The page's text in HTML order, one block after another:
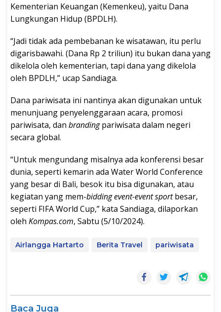
Kementerian Keuangan (Kemenkeu), yaitu Dana
Lungkungan Hidup (BPDLH).
“Jadi tidak ada pembebanan ke wisatawan, itu perlu
digarisbawahi. (Dana Rp 2 triliun) itu bukan dana yang
dikelola oleh kementerian, tapi dana yang dikelola
oleh BPDLH,” ucap Sandiaga.
Dana pariwisata ini nantinya akan digunakan untuk
menunjuang penyelenggaraan acara, promosi
pariwisata, dan brandingpariwisata dalam negeri
secara global.
“Untuk mengundang misalnya ada konferensi besar
dunia, seperti kemarin ada Water World Conference
yang besar di Bali, besok itu bisa digunakan, atau
kegiatan yang mem-bidding event-event sportbesar,
seperti FIFA World Cup,” kata Sandiaga, dilaporkan
oleh Kompas.com, Sabtu (5/10/2024).
Airlangga Hartarto Berita Travel pariwisata
Baca Juga